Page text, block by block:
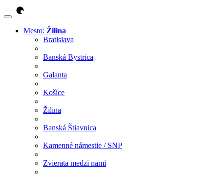
Mesto: Žilina
Bratislava
Banská Bystrica
Galanta
Košice
Žilina
Banská Štiavnica
Kamenné námestie / SNP
Zvierata medzi nami